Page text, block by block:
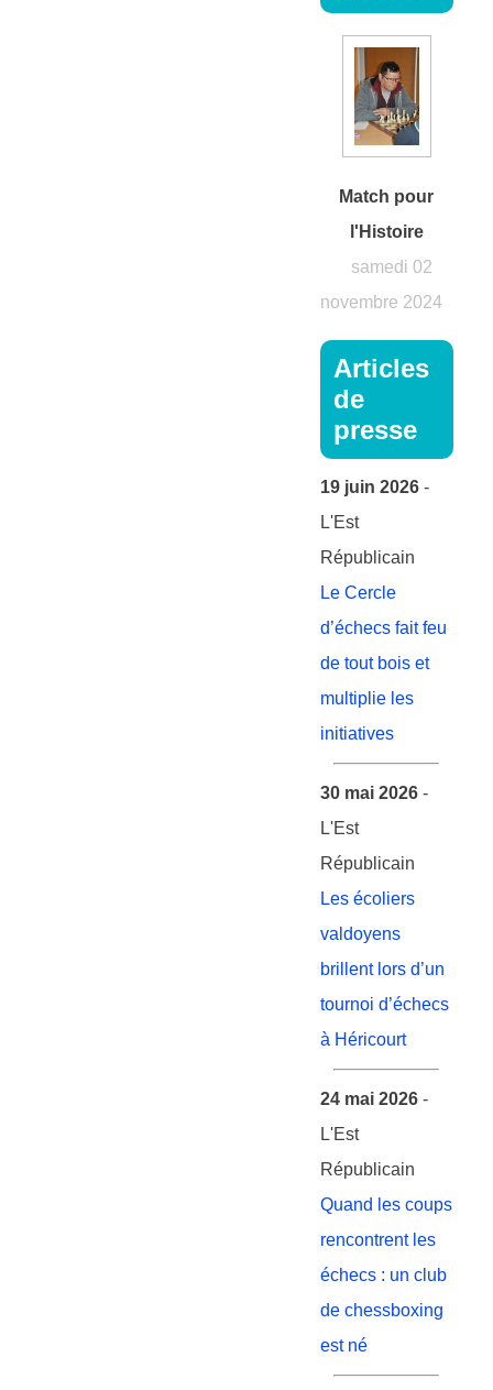
Match pour
l'Histoire
samedi 02
novembre 2024
Articles
de
presse
19 juin 2026-
L'Est
Républicain
Le Cercle
d’échecs fait feu
de tout bois et
multiplie les
initiatives
30 mai 2026-
L'Est
Républicain
Les écoliers
valdoyens
brillent lors d’un
tournoi d’échecs
à Héricourt
24 mai 2026-
L'Est
Républicain
Quand les coups
rencontrent les
échecs : un club
de chessboxing
est né